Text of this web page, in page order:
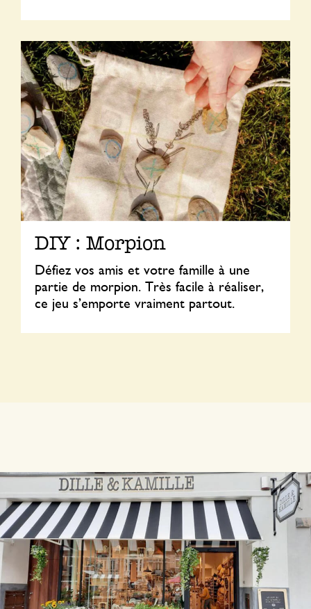
DIY : Morpion
Défiez vos amis et votre famille à une
partie de morpion. Très facile à réaliser,
ce jeu s’emporte vraiment partout.